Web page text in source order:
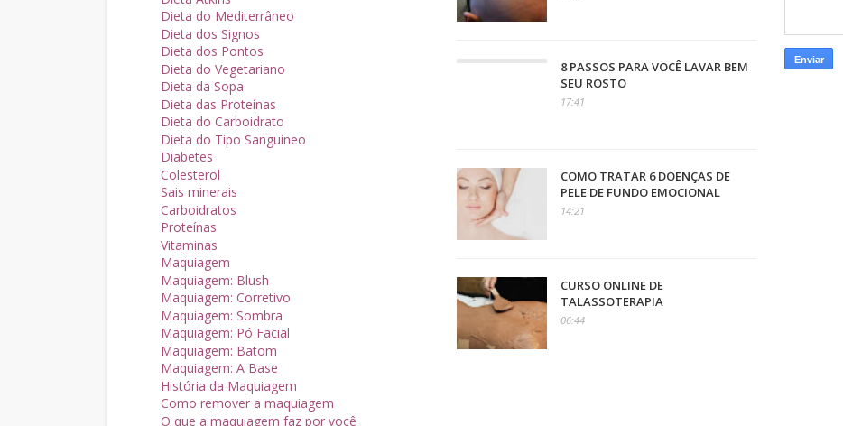
Dieta do Mediterrâneo
Dieta dos Signos
Dieta dos Pontos
Dieta do Vegetariano
Dieta da Sopa
Dieta das Proteínas
Dieta do Carboidrato
Dieta do Tipo Sanguineo
Diabetes
Colesterol
Sais minerais
Carboidratos
Proteínas
Vitaminas
Maquiagem
Maquiagem: Blush
Maquiagem: Corretivo
Maquiagem: Sombra
Maquiagem: Pó Facial
Maquiagem: Batom
Maquiagem: A Base
História da Maquiagem
Como remover a maquiagem
O que a maquiagem faz por você
8 PASSOS PARA VOCÊ LAVAR BEM
SEU ROSTO
17:41
COMO TRATAR 6 DOENÇAS DE
PELE DE FUNDO EMOCIONAL
14:21
CURSO ONLINE DE
TALASSOTERAPIA
06:44